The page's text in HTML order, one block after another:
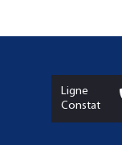
Ligne
Constat